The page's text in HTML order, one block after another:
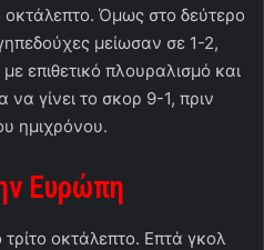
Όμως στο δεύτερο
μείωσαν σε 1-2,
επιθετικό πλουραλισμό και
να γίνει το σκορ 9-1, πριν
ημιχρόνου.
Ευρώπη
οκτάλεπτο. Επτά γκολ